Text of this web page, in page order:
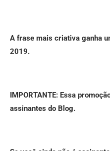
A frase mais criativa ganha
2019.
IMPORTANTE: Essa
assinantes do Blog.